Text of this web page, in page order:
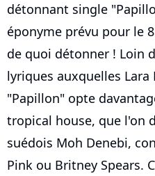
détonnant single
éponyme prévu pour le
de quoi détonner ! Loin
lyriques auxquelles
"Papillon" opte
tropical house, que l'on
suédois Moh Denebi,
Pink ou Britney Spears.